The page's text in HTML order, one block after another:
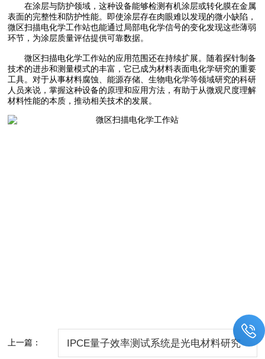
在涂层与防护领域，这种设备能够检测有机涂层或转化膜在金属
表面的完整性和防护性能。即使涂层存在肉眼难以发现的微小缺陷，
微区扫描电化学工作站也能通过局部电化学信号的变化发现这些薄弱
环节，为涂层质量评估提供可靠数据。
微区扫描电化学工作站的应用范围还在持续扩展。随着探针制备
技术的进步和测量模式的丰富，它已成为材料表面电化学研究的重要
工具。对于从事材料腐蚀、能源存储、生物电化学等领域研究的科研
人员来说，掌握这种设备的原理和应用方法，有助于从微观尺度理解
材料性能的本质，推动相关技术的发展。
上一篇： IPCE量子效率测试系统是光电材料研究